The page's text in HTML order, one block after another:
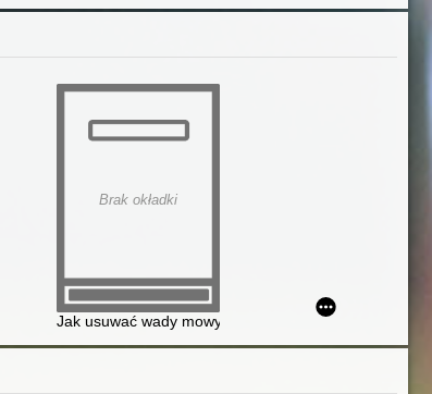
dla dzieci od 4 do 7 lat
Brak okładki
Jak usuwać wady mowy : porady dla nauczycieli i